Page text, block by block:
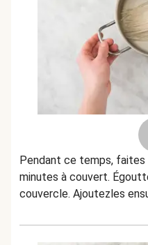
Pendant ce temps, faites
minutes à couvert.
couvercle. Ajoutezles